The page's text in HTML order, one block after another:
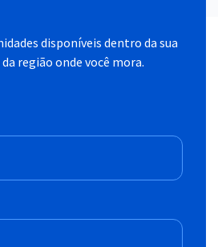
disponíveis dentro da sua
região onde você mora.